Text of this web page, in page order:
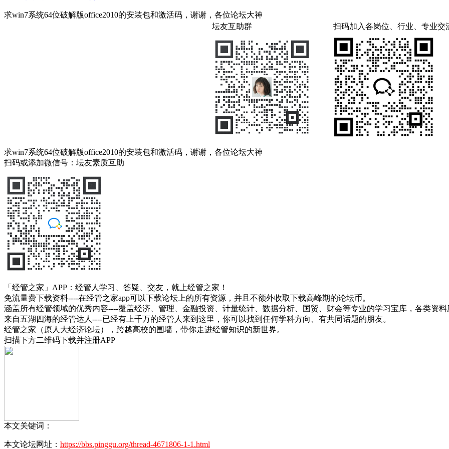
求win7系统64位破解版office2010的安装包和激活码，谢谢，各位论坛大神
坛友互助群
扫码加入各岗位、行业、专业交
求win7系统64位破解版office2010的安装包和激活码，谢谢，各位论坛大神
扫码或添加微信号：坛友素质互助
「经管之家」APP：经管人学习、答疑、交友，就上经管之家！
免流量费下载资料----在经管之家app可以下载论坛上的所有资源，并且不额外收取下载高峰期的论坛币。
涵盖所有经管领域的优秀内容----覆盖经济、管理、金融投资、计量统计、数据分析、国贸、财会等专业的学习宝库，各类资
来自五湖四海的经管达人----已经有上千万的经管人来到这里，你可以找到任何学科方向、有共同话题的朋友。
经管之家（原人大经济论坛），跨越高校的围墙，带你走进经管知识的新世界。
扫描下方二维码下载并注册APP
本文关键词：
本文论坛网址： https://bbs.pinggu.org/thread-4671806-1-1.html